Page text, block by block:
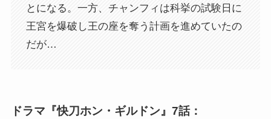
とになる。一方、チャンフィは科挙の試験日に
王宮を爆破し王の座を奪う計画を進めていたの
だが…
ドラマ『快刀ホン・ギルドン』7話：